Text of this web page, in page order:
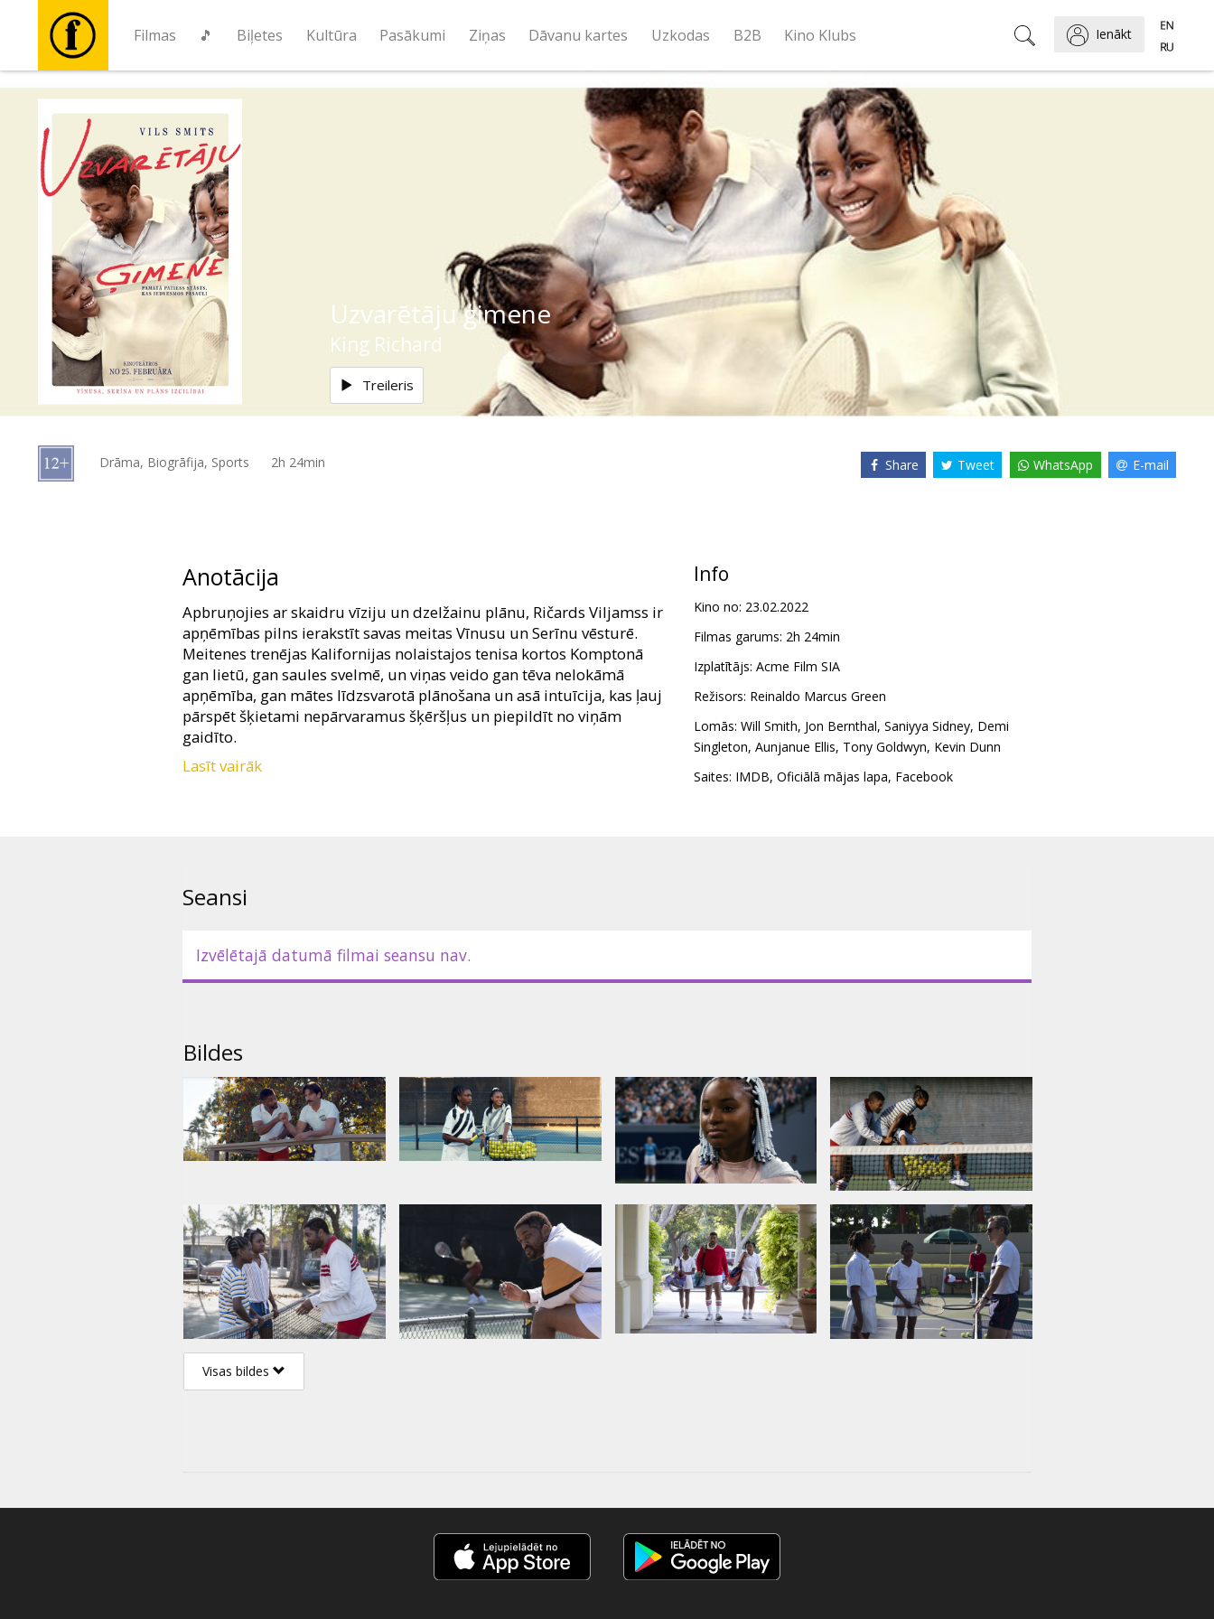
Filmas 🎵 Biļetes Kultūra Pasākumi Ziņas Dāvanu kartes Uzkodas B2B Kino Klubs Ienākt
Filmas
🎵
Biļetes
Kultūra
Pasākumi
Ziņas
Dāvanu
kartes
Uzvarētāju ģimene
King Richard
Treileris
Drāma, Biogrāfija, Sports 2h 24min Share Tweet WhatsApp E-mail
Anotācija
Apbruņojies ar skaidru vīziju un dzelžainu plānu, Ričards Viljamss ir
apņēmības pilns ierakstīt savas meitas Vīnusu un Serīnu vēsturē.
Meitenes trenējas Kalifornijas nolaistajos tenisa kortos Komptonā
gan lietū, gan saules svelmē, un viņas veido gan tēva nelokāmā
apņēmība, gan mātes līdzsvarotā plānošana un asā intuīcija, kas ļauj
pārspēt šķietami nepārvaramus šķēršļus un piepildīt no viņām
gaidīto.
Filma angļu valodā ar subtitriem latviešu un krievu valodā.
Lasīt vairāk
Info
Kino no: 23.02.2022
Filmas garums: 2h 24min
Izplatītājs: Acme Film SIA
Režisors: Reinaldo Marcus Green
Lomās: Will Smith, Jon Bernthal, Saniyya Sidney, Demi
Singleton, Aunjanue Ellis, Tony Goldwyn, Kevin Dunn
Saites: IMDB, Oficiālā mājas lapa, Facebook
Seansi
Izvēlētajā datumā filmai seansu nav.
Bildes
Visas bildes